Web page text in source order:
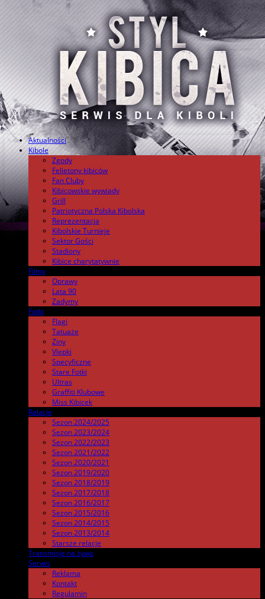
Aktualności .
Kibole
Zgody
Felietony kibiców
Fan Cluby
Kibicowskie wywiady
Grill
Patriotyczna Polska Kibolska
Reprezentacja
Kibolskie Turnieje
Sektor Gości
Stadiony
Kibice charytatywnie
Filmy
Oprawy
Lata 90
Zadymy
Fotki
Flagi
Tatuaże
Ziny
Vlepki
Specyficzne
Stare Fotki
Ultras
Graffiti Klubowe
Miss Kibicek
Relacje
Sezon 2024/2025
Sezon 2023/2024
Sezon 2022/2023
Sezon 2021/2022
Sezon 2020/2021
Sezon 2019/2020
Sezon 2018/2019
Sezon 2017/2018
Sezon 2016/2017
Sezon 2015/2016
Sezon 2014/2015
Sezon 2013/2014
Starsze relacje
Transmisje na żywo
Serwis
Reklama
Kontakt
Regulamin